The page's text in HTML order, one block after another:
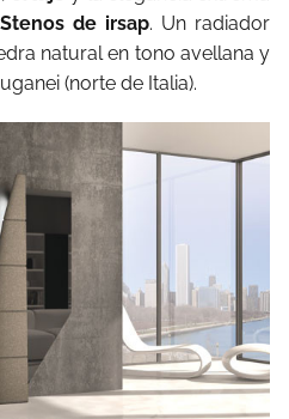
de irsap. Un radiador
natural en tono avellana y
(norte de Italia).